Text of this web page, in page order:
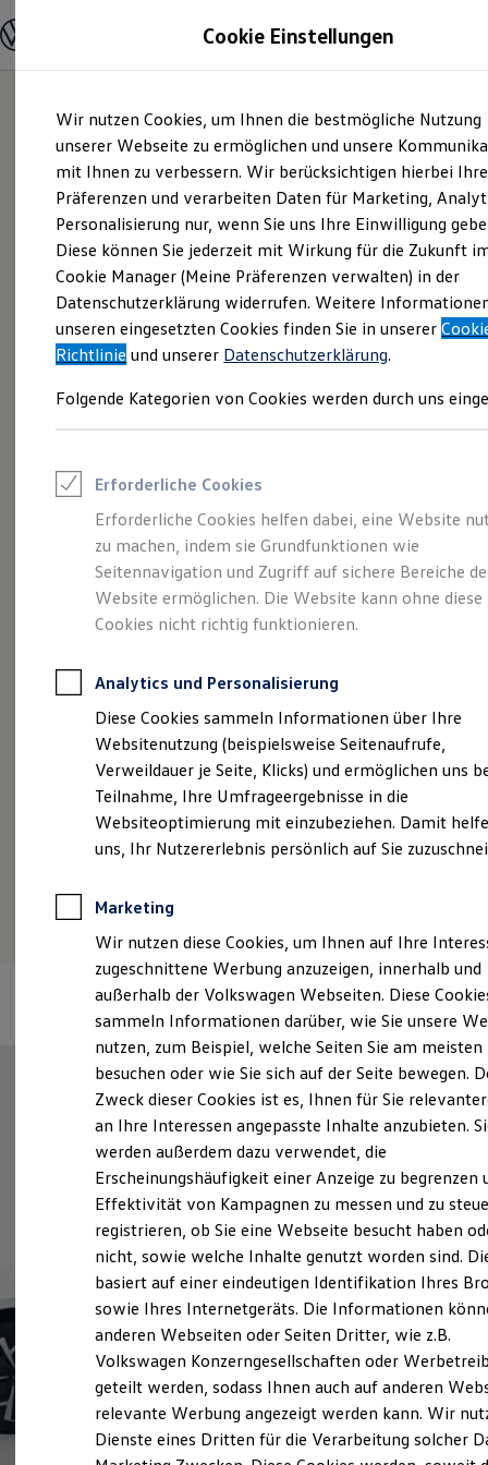
Hauptinhalt
springen
Footer
springen
Modelle und Konfigurator
Modelle vergleichen
Elektroautos
ENERGY Sondermodelle
Nutzfahrzeuge
SUV und CUV
Familienautos
Kombis
Kompaktwagen
Sportwagen
Schnell verfügbare Fahrzeuge
Angebote und Produkte
Aktuelle Angebote
E-Auto-Förderung
Volkswagen Marktplatz
Junge Gebrauchtwagen und Gebrauchtwagen
Saisonangebote
Leasing
Leasing-Angebote
Gebrauchtwagen Leasing
Junge Gebrauchtwagen-Leasing
Elektroauto Leasing
Kleinwagen-Leasing
Leasing ohne Anzahlung
Autokredit mit Schlussrate
Versicherungen und Garantien
Kfz-Versicherung
Restschuldversicherungen
Garantien
Wartungsverträge
Geschäftskunden
Professional Class bei Volkswagen
Großkunden
Behörden
Anpfiff zum Gewinn
Elektroautos
ID. Tutorials
Elektrofahrzeugkonzepte
Reichweite
Reichweite der ID. Modelle
Reichweite im Winter
Laden
Laden unterwegs
Laden Zuhause
Ladezeitensimulator
Batterie
Sicherheit
Garantie und Lebensdauer
Nachhaltigkeit
Technologie
Kosten und Kauf
Verbrauchskosten
Kaufoptionen
E-Auto-Förderung
Software und Konnektivität
Die ID. Software 6
ID. Software Versionen und Updates
Digitale Extras
Schnittstellen zu Ihrem ID.
Voll im Leben.
Vollelektrisch. Der
ID.3
Cookie Einstellungen
Wir nutzen Cookies, um Ihnen die bestmögliche Nutzung
unserer Webseite zu ermöglichen und unsere
mit Ihnen zu verbessern. Wir berücksichtigen hierbei Ihre
Präferenzen und verarbeiten Daten für Marketing,
Personalisierung nur, wenn Sie uns Ihre Einwilligung
Diese können Sie jederzeit mit Wirkung für die Zukunft
Cookie Manager (Meine Präferenzen verwalten) in der
Datenschutzerklärung widerrufen. Weitere
unseren eingesetzten Cookies finden Sie in unserer
Richtlinie und unserer Datenschutzerklärung.
Folgende Kategorien von Cookies werden durch uns
Erforderliche Cookies
Erforderliche Cookies helfen dabei, eine Website
zu machen, indem sie Grundfunktionen wie
Seitennavigation und Zugriff auf sichere Bereiche
Website ermöglichen. Die Website kann ohne diese
Cookies nicht richtig funktionieren.
Analytics und Personalisierung
Diese Cookies sammeln Informationen über Ihre
Websitenutzung (beispielsweise Seitenaufrufe,
Verweildauer je Seite, Klicks) und ermöglichen uns
Teilnahme, Ihre Umfrageergebnisse in die
Websiteoptimierung mit einzubeziehen. Damit
uns, Ihr Nutzererlebnis persönlich auf Sie
Marketing
Wir nutzen diese Cookies, um Ihnen auf Ihre
zugeschnittene Werbung anzuzeigen, innerhalb und
außerhalb der Volkswagen Webseiten. Diese
sammeln Informationen darüber, wie Sie unsere
nutzen, zum Beispiel, welche Seiten Sie am meisten
besuchen oder wie Sie sich auf der Seite bewegen.
Zweck dieser Cookies ist es, Ihnen für Sie
an Ihre Interessen angepasste Inhalte anzubieten.
werden außerdem dazu verwendet, die
Erscheinungshäufigkeit einer Anzeige zu begrenzen
Effektivität von Kampagnen zu messen und zu
registrieren, ob Sie eine Webseite besucht haben
nicht, sowie welche Inhalte genutzt worden sind.
basiert auf einer eindeutigen Identifikation Ihres
sowie Ihres Internetgeräts. Die Informationen
anderen Webseiten oder Seiten Dritter, wie z.B.
Volkswagen Konzerngesellschaften oder
geteilt werden, sodass Ihnen auch auf anderen
relevante Werbung angezeigt werden kann. Wir
Dienste eines Dritten für die Verarbeitung solcher